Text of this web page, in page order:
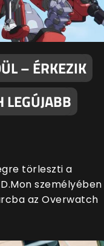
– ÉRKEZIK
törleszti a
személyében
az Overwatch